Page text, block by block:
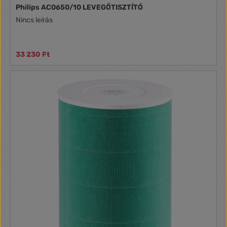
Philips AC0650/10 LEVEGŐTISZTÍTÓ
Nincs leírás
33 230 Ft